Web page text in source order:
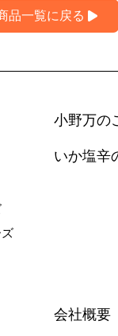
品一覧に戻る
小野万の
いか塩辛
会社概要